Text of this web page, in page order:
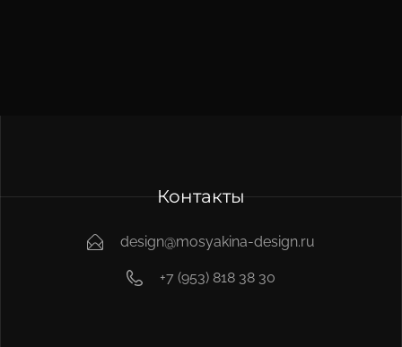
Контакты
design@mosyakina-design.ru
+7 (953) 818 38 30